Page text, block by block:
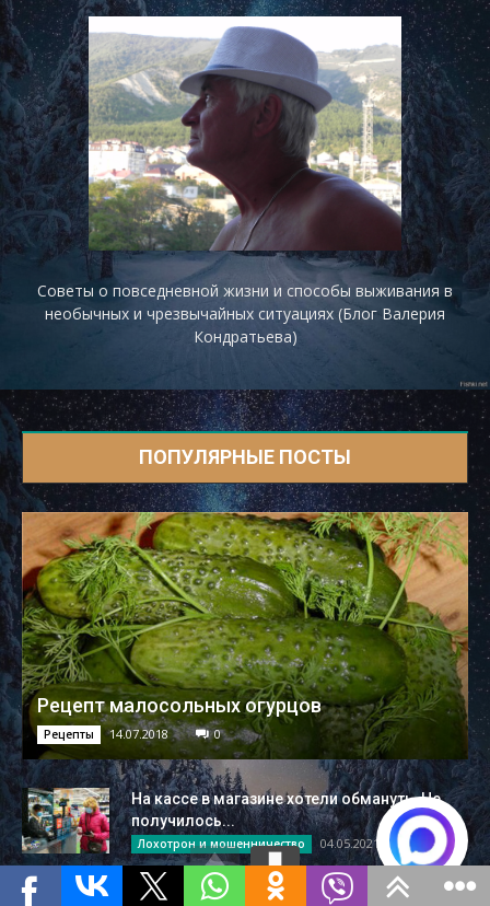
Советы о повседневной жизни и способы выживания в
необычных и чрезвычайных ситуациях (Блог Валерия
Кондратьева)
ПОПУЛЯРНЫЕ ПОСТЫ
Рецепт малосольных огурцов
Рецепты 14.07.2018 0
На кассе в магазине хотели обмануть. Не
получилось...
Лохотрон и мошенничество 04.05.2021
Военная операция на украине +212